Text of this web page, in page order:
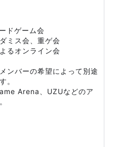
ドゲーム会
ミス会、重ゲ会
るオンライン会
ンバーの希望によって別途
。
Arena、UZUなどのア